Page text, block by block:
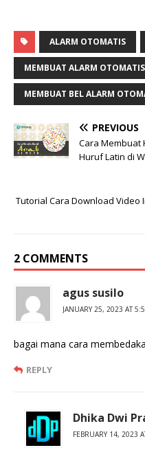
ALARM OTOMATIS
MEMBUAT ALARM OTOMATIS
MEMBUAT BEL ALARM
PREVIOUS
Cara Membuat
Huruf Latin di
Tutorial Cara Download Video
2 COMMENTS
agus susilo
JANUARY 25, 2023 AT
bagai mana cara
REPLY
Dhika Dwi
FEBRUARY 14, 2023